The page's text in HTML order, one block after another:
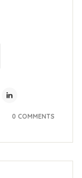
0 COMMENTS